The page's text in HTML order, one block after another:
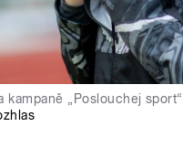
kampaně „Poslouchej